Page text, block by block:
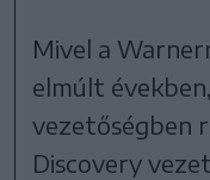
Mivel a
elmúlt
vezetőségben
Discovery